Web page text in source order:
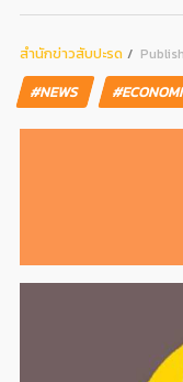
สํานักข่าวสับปะรด
#NEWS